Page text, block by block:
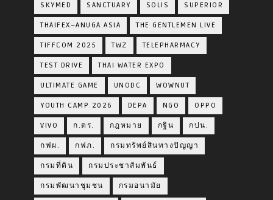
SKYMED SANCTUARY SOLIS SUPERIOR
THAIFEX–ANUGA ASIA THE GENTLEMEN LIVE
TIFFCOM 2025 TWZ TELEPHARMACY
TEST DRIVE THAI WATER EXPO
ULTIMATE GAME UNODC WOWNUT
YOUTH CAMP 2026 DEPA NGO OPPO
VIVO ก.ตร. กฎหมาย กฐิน กปน.
กฟผ. กฟภ. กรมทรัพย์สินทางปัญญา
กรมที่ดิน กรมประชาสัมพันธ์
กรมพัฒนาชุมชน กรมอนามัย